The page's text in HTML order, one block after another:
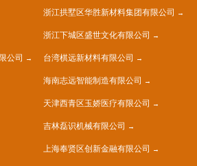
浙江拱墅区华胜新材料集团有限公司
浙江下城区盛世文化有限公司
公司 台湾棋远新材料有限公司
海南志远智能制造有限公司
天津西青区玉娇医疗有限公司
吉林磊识机械有限公司
上海奉贤区创新金融有限公司